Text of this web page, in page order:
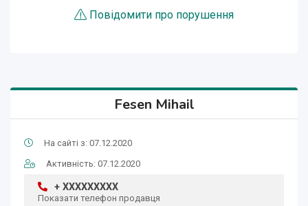
Повідомити про порушення
Fesen Mihail
На сайті з: 07.12.2020
Активність: 07.12.2020
+ XXXXXXXXX
Показати телефон продавця